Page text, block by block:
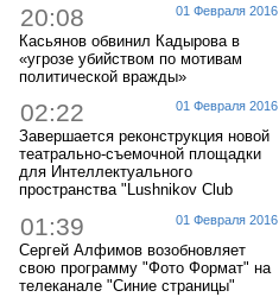
01 Февраля 2016
20:08
Касьянов обвинил Кадырова в
«угрозе убийством по мотивам
политической вражды»
01 Февраля 2016
02:22
Завершается реконструкция новой
театрально-съемочной площадки
для Интеллектуального
пространства "Lushnikov Club
01 Февраля 2016
01:39
Сергей Алфимов возобновляет
свою программу "Фото Формат" на
телеканале "Синие страницы"